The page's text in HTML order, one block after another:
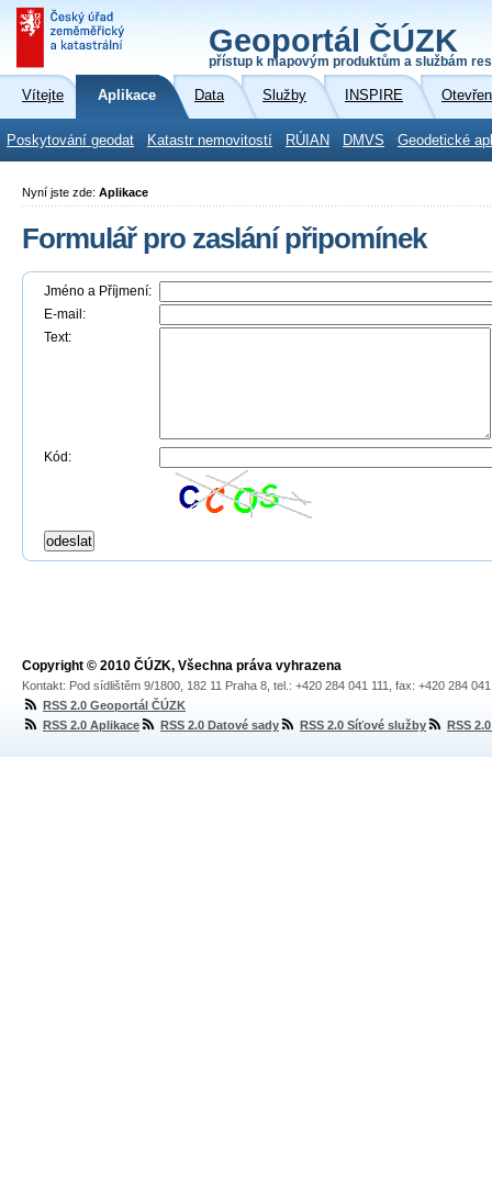
Geoportál ČÚZK
přístup k mapovým produktům a službám
Vítejte Aplikace Data Služby INSPIRE
Poskytování geodat Katastr nemovitostí RÚIAN DMVS Geodetické
Nyní jste zde: Aplikace
Formulář pro zaslání připomínek
Jméno a Příjmení:
E-mail:
Text:
Kód:
Copyright © 2010 ČÚZK, Všechna práva vyhrazena
Kontakt: Pod sídlištěm 9/1800, 182 11 Praha 8, tel.: +420 284 041 111, fax: +420 284
RSS 2.0 Geoportál ČÚZK
RSS 2.0 Aplikace
RSS 2.0 Datové sady RSS 2.0 Síťové služby RSS